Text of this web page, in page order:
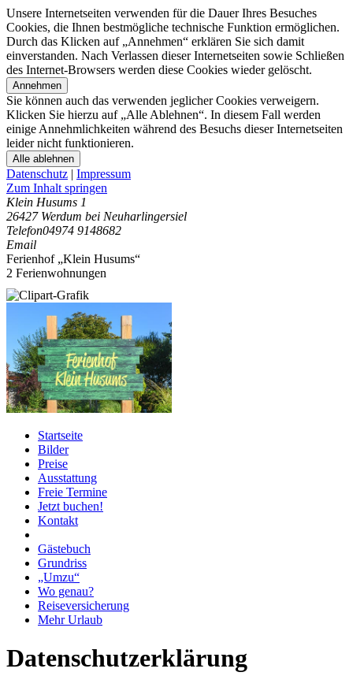
Unsere Internetseiten verwenden für die Dauer Ihres Besuches
Cookies, die Ihnen bestmögliche technische Funktion ermöglichen.
Durch das Klicken auf „Annehmen“ erklären Sie sich damit
einverstanden. Nach Verlassen dieser Internetseiten sowie Schließen
des Internet-Browsers werden diese Cookies wieder gelöscht.
Annehmen
Sie können auch das verwenden jeglicher Cookies verweigern.
Klicken Sie hierzu auf „Alle Ablehnen“. In diesem Fall werden
einige Annehmlichkeiten während des Besuchs dieser Internetseiten
leider nicht funktionieren.
Alle ablehnen
Datenschutz | Impressum
Zum Inhalt springen
Klein Husums 1
26427 Werdum bei Neuharlingersiel
Telefon04974 9148682
Email
Ferienhof „Klein Husums“
2 Ferienwohnungen
Startseite
Bilder
Preise
Ausstattung
Freie Termine
Jetzt buchen!
Kontakt
Gästebuch
Grundriss
„Umzu“
Wo genau?
Reiseversicherung
Mehr Urlaub
Datenschutzerklärung